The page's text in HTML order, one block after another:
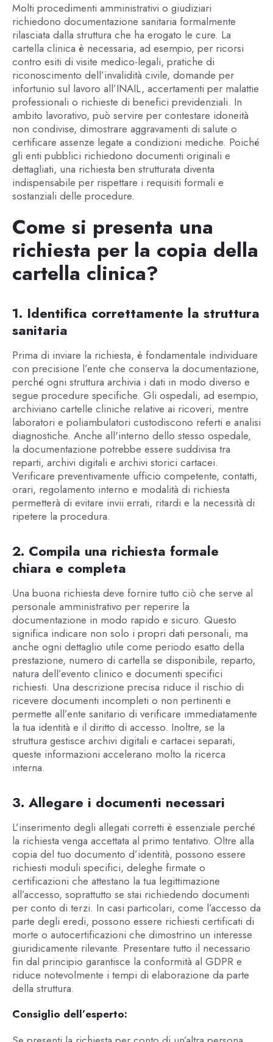
Molti procedimenti amministrativi o giudiziari
richiedono documentazione sanitaria formalmente
rilasciata dalla struttura che ha erogato le cure. La
cartella clinica è necessaria, ad esempio, per ricorsi
contro esiti di visite medico-legali, pratiche di
riconoscimento dell’invalidità civile, domande per
infortunio sul lavoro all’INAIL, accertamenti per malattie
professionali o richieste di benefici previdenziali. In
ambito lavorativo, può servire per contestare idoneità
non condivise, dimostrare aggravamenti di salute o
certificare assenze legate a condizioni mediche. Poiché
gli enti pubblici richiedono documenti originali e
dettagliati, una richiesta ben strutturata diventa
indispensabile per rispettare i requisiti formali e
sostanziali delle procedure.
Come si presenta una
richiesta per la copia della
cartella clinica?
1. Identifica correttamente la struttura
sanitaria
Prima di inviare la richiesta, è fondamentale individuare
con precisione l’ente che conserva la documentazione,
perché ogni struttura archivia i dati in modo diverso e
segue procedure specifiche. Gli ospedali, ad esempio,
archiviano cartelle cliniche relative ai ricoveri, mentre
laboratori e poliambulatori custodiscono referti e analisi
diagnostiche. Anche all'interno dello stesso ospedale,
la documentazione potrebbe essere suddivisa tra
reparti, archivi digitali e archivi storici cartacei.
Verificare preventivamente ufficio competente, contatti,
orari, regolamento interno e modalità di richiesta
permetterà di evitare invii errati, ritardi e la necessità di
ripetere la procedura.
2. Compila una richiesta formale
chiara e completa
Una buona richiesta deve fornire tutto ciò che serve al
personale amministrativo per reperire la
documentazione in modo rapido e sicuro. Questo
significa indicare non solo i propri dati personali, ma
anche ogni dettaglio utile come periodo esatto della
prestazione, numero di cartella se disponibile, reparto,
natura dell’evento clinico e documenti specifici
richiesti. Una descrizione precisa riduce il rischio di
ricevere documenti incompleti o non pertinenti e
permette all’ente sanitario di verificare immediatamente
la tua identità e il diritto di accesso. Inoltre, se la
struttura gestisce archivi digitali e cartacei separati,
queste informazioni accelerano molto la ricerca
interna.
3. Allegare i documenti necessari
L’inserimento degli allegati corretti è essenziale perché
la richiesta venga accettata al primo tentativo. Oltre alla
copia del tuo documento d’identità, possono essere
richiesti moduli specifici, deleghe firmate o
certificazioni che attestano la tua legittimazione
all’accesso, soprattutto se stai richiedendo documenti
per conto di terzi. In casi particolari, come l’accesso da
parte degli eredi, possono essere richiesti certificati di
morte o autocertificazioni che dimostrino un interesse
giuridicamente rilevante. Presentare tutto il necessario
fin dal principio garantisce la conformità al GDPR e
riduce notevolmente i tempi di elaborazione da parte
della struttura.
Consiglio dell’esperto: